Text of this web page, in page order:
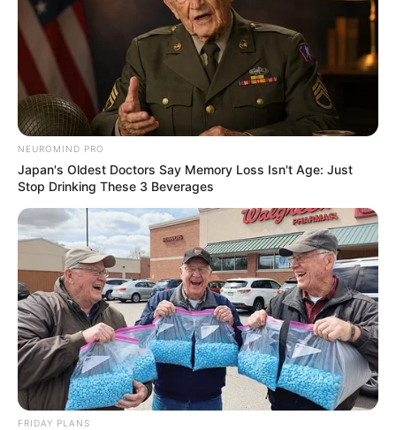
NEUROMIND PRO
Japan's Oldest Doctors Say Memory Loss Isn't Age: Just
Stop Drinking These 3 Beverages
FRIDAY PLANS